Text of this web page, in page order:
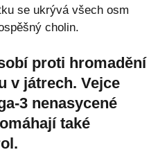
se ukrývá všech osm
cholin.
proti hromadění
v játrech. Vejce
3 nenasycené
také